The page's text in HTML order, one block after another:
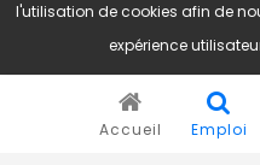
Accueil Emploi
l'utilisation de cookies afin de
expérience